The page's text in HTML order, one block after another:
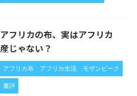
アフリカの布、実はアフリカ
産じゃない？
アフリカ布 アフリカ生活 モザンビーク
書評